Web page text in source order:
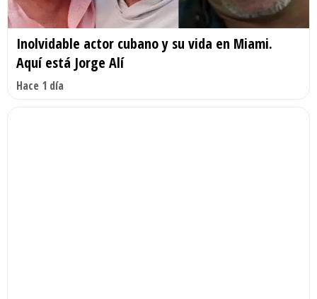
Inolvidable actor cubano y su vida en Miami.
Aquí está Jorge Alí
Hace 1 día